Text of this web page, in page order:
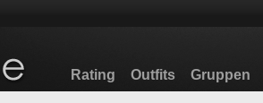
Rating Outfits Gruppen